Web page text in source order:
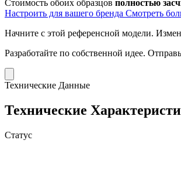
Стоимость обоих образцов полностью
Настроить для вашего бренда Смотреть
Начните с этой референсной модели.
Разработайте по собственной идее.
Технические Данные
Технические
Статус